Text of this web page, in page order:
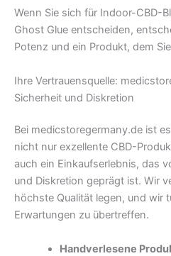
Wenn Sie sich für Indoor-CBD-
Ghost Glue entscheiden,
Potenz und ein Produkt, dem
Ihre Vertrauensquelle:
Sicherheit und Diskretion
Bei medicstoregermany.de ist
nicht nur exzellente CBD-
auch ein Einkaufserlebnis, das
und Diskretion geprägt ist. Wir
höchste Qualität legen, und wir
Erwartungen zu übertreffen.
Handverlesene